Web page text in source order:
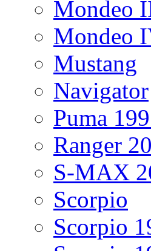
Mondeo
Mondeo
Mustang
Navigator
Puma
Ranger
S-MAX
Scorpio
Scorpio